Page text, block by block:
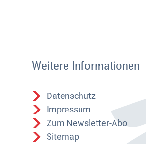
Weitere Informationen
Datenschutz
Impressum
Zum Newsletter-Abo
Sitemap